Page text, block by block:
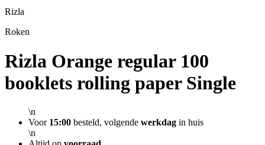
Rizla
Roken
Rizla Orange regular 100
booklets rolling paper Single
\n
Voor 15:00 besteld, volgende werkdag in huis
\n